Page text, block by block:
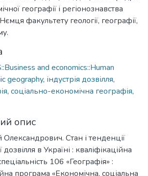
географії і регіонознавства
факультету геології, географії,
and economics::Human
geography, індустрія дозвілля,
, соціально-економічна географія,
опис
Олександрович. Стан і тенденції
дозвілля в Україні : кваліфікаційна
106 «Географія» :
програма «Економічна, соціальна